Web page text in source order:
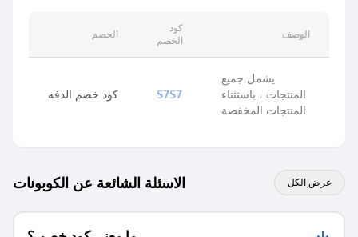
الخصم
كود
الخصم
الوصف
كود خصم الدفه S7S7
يشمل جميع
المنتجات ، باستثناء
المنتجات المخفضة
الاسئلة الشائعة عن الكوبونات عرض الكل